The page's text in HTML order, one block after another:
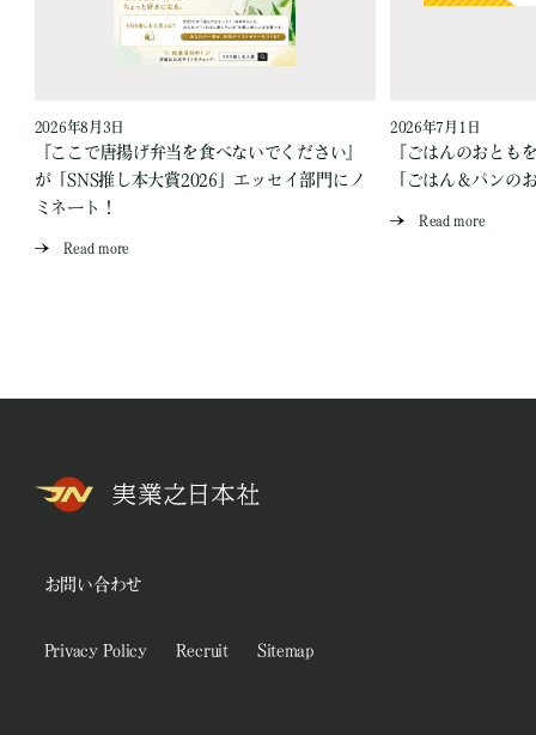
2026年8月3日
『ここで唐揚げ弁当を食べないでください』
が「SNS推し本大賞2026」エッセイ部門にノ
ミネート！
Read more
2026年7月1日
『ごはんのおとも
「ごはん＆パンの
Read more
お問い合わせ
Privacy Policy Recruit Sitemap